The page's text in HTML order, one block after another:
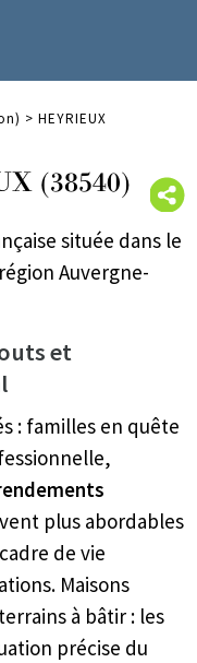
> HEYRIEUX
(38540)
située dans le
Auvergne-
et
: familles en quête
plus abordables
de vie
Maisons
à bâtir : les
précise du